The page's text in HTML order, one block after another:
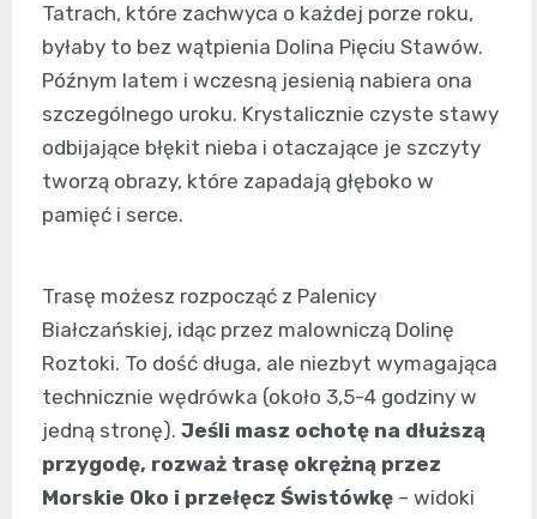
Tatrach, które zachwyca o każdej porze roku,
byłaby to bez wątpienia Dolina Pięciu Stawów.
Późnym latem i wczesną jesienią nabiera ona
szczególnego uroku. Krystalicznie czyste stawy
odbijające błękit nieba i otaczające je szczyty
tworzą obrazy, które zapadają głęboko w
pamięć i serce.
Trasę możesz rozpocząć z Palenicy
Białczańskiej, idąc przez malowniczą Dolinę
Roztoki. To dość długa, ale niezbyt wymagająca
technicznie wędrówka (około 3,5-4 godziny w
jedną stronę). Jeśli masz ochotę na dłuższą
przygodę, rozważ trasę okrężną przez
Morskie Oko i przełęcz Świstówkę – widoki